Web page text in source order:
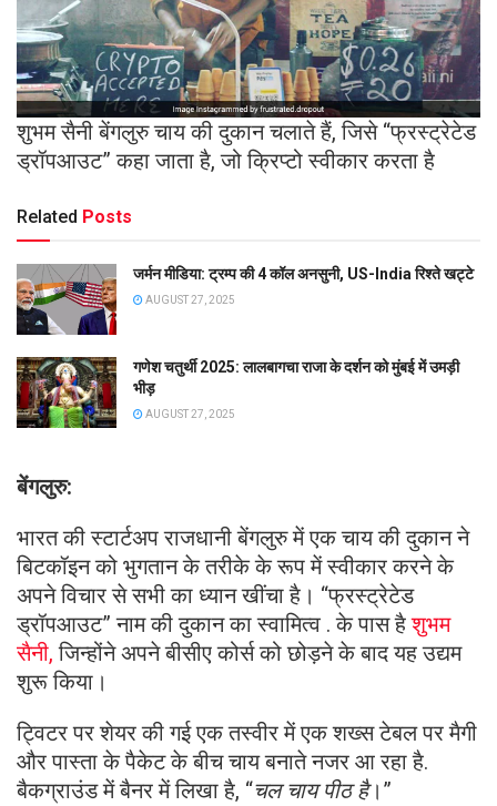
शुभम सैनी बेंगलुरु चाय की दुकान चलाते हैं, जिसे “फ्रस्ट्रेटेड
ड्रॉपआउट” कहा जाता है, जो क्रिप्टो स्वीकार करता है
Related Posts
जर्मन मीडिया: ट्रम्प की 4 कॉल अनसुनी, US-India रिश्ते खट्टे
AUGUST 27, 2025
गणेश चतुर्थी 2025: लालबागचा राजा के दर्शन को मुंबई में उमड़ी
भीड़
AUGUST 27, 2025
बेंगलुरु:
भारत की स्टार्टअप राजधानी बेंगलुरु में एक चाय की दुकान ने
बिटकॉइन को भुगतान के तरीके के रूप में स्वीकार करने के
अपने विचार से सभी का ध्यान खींचा है। “फ्रस्ट्रेटेड
ड्रॉपआउट” नाम की दुकान का स्वामित्व . के पास हैशुभम
सैनी, जिन्होंने अपने बीसीए कोर्स को छोड़ने के बाद यह उद्यम
शुरू किया।
ट्विटर पर शेयर की गई एक तस्वीर में एक शख्स टेबल पर मैगी
और पास्ता के पैकेट के बीच चाय बनाते नजर आ रहा है.
बैकग्राउंड में बैनर में लिखा है, “चल चाय पीठ है।”